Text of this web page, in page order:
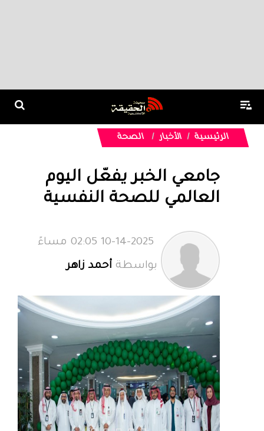
الرئيسية الأخبار الصحة
جامعي الخبر يفعّل اليوم
العالمي للصحة النفسية
بواسطة أحمد زاهر